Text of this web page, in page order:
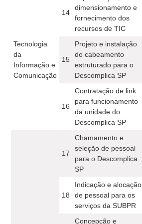
Tecnologia
da
Informação e
Comunicação
14
dimensionamento e
fornecimento dos
recursos de TIC
15
Projeto e instalação
do cabeamento
estruturado para o
Descomplica SP
16
Contratação de link
para funcionamento
da unidade do
Descomplica SP
17
Chamamento e
seleção de pessoal
para o Descomplica
SP
18
Indicação e alocação
de pessoal para os
serviços da SUBPR
Concepção e